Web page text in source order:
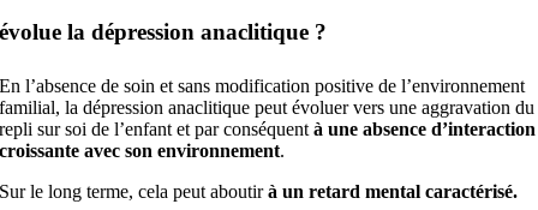
évolue la dépression anaclitique ?
En l’absence de soin et sans modification positive de l’environnement
familial, la dépression anaclitique peut évoluer vers une aggravation du
repli sur soi de l’enfant et par conséquentà une absence d’interaction
croissante avec son environnement.
Sur le long terme, cela peut aboutirà un retard mental caractérisé.